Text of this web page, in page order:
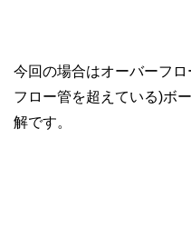
今回の場合はオーバーフ
フロー管を超えている)ボ
解です。